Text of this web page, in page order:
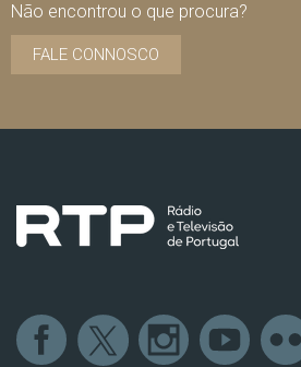
Não encontrou o que procura?
FALE CONNOSCO